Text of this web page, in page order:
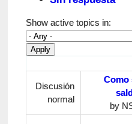
Show active topics in:
Discusión
normal
Como
by